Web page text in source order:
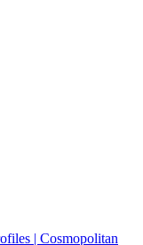
| Cosmopolitan